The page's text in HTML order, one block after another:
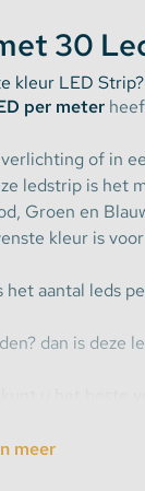
30
kleur LED Strip?
per meter
of in
ledstrip is het
Groen en
kleur is
aantal leds
dan is deze
maar
meer